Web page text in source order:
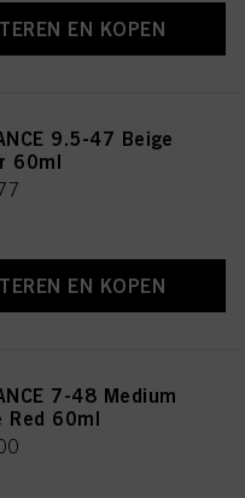
EN KOPEN
9.5-47 Beige
60ml
EN KOPEN
7-48 Medium
Red 60ml